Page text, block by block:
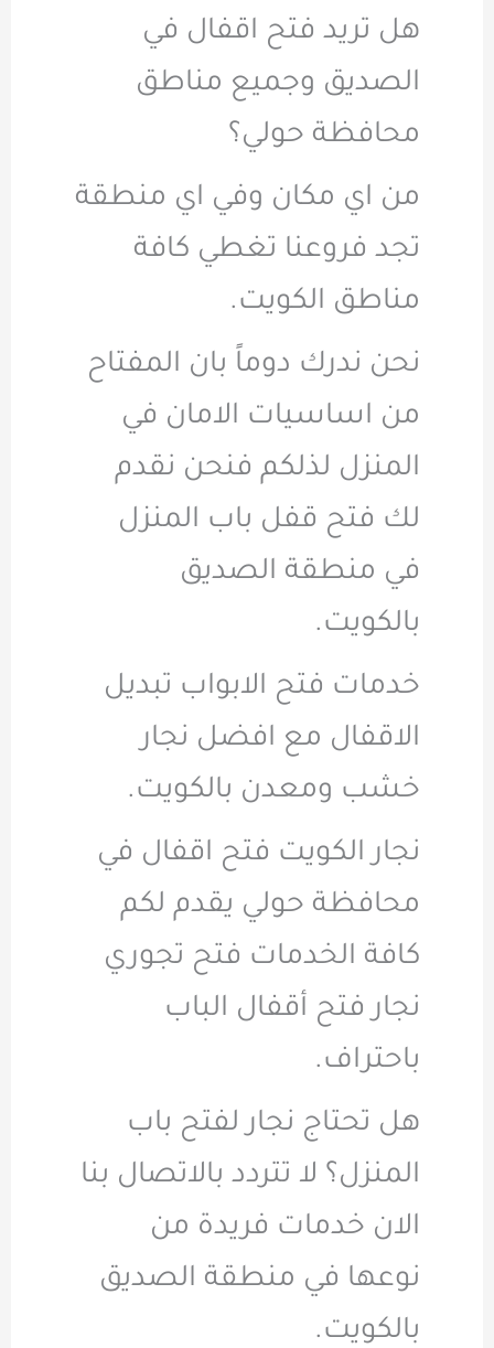
هل تريد فتح اقفال في
الصديق وجميع مناطق
محافظة حولي؟
من اي مكان وفي اي منطقة
تجد فروعنا تغطي كافة
مناطق الكويت.
نحن ندرك دوماً بان المفتاح
من اساسيات الامان في
المنزل لذلكم فنحن نقدم
لك فتح قفل باب المنزل
في منطقة الصديق
بالكويت.
خدمات فتح الابواب تبديل
الاقفال مع افضل نجار
خشب ومعدن بالكويت.
نجار الكويت فتح اقفال في
محافظة حولي يقدم لكم
كافة الخدمات فتح تجوري
نجار فتح أقفال الباب
باحتراف.
هل تحتاج نجار لفتح باب
المنزل؟ لا تتردد بالاتصال بنا
الان خدمات فريدة من
نوعها في منطقة الصديق
بالكويت.